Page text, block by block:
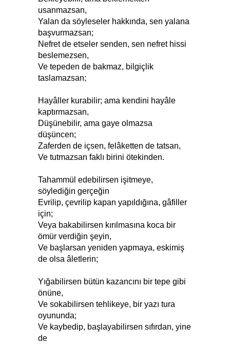
usanmazsan,
Yalan da söyleseler hakkında, sen yalana
başvurmazsan;
Nefret de etseler senden, sen nefret hissi
beslemezsen,
Ve tepeden de bakmaz, bilgiçlik
taslamazsan;
Hayâller kurabilir; ama kendini hayâle
kaptırmazsan,
Düşünebilir, ama gaye olmazsa
düşüncen;
Zaferden de içsen, felâketten de tatsan,
Ve tutmazsan faklı birini ötekinden.
Tahammül edebilirsen işitmeye,
söylediğin gerçeğin
Evrilip, çevrilip kapan yapıldığına, gâfiller
için;
Veya bakabilirsen kırılmasına koca bir
ömür verdiğin şeyin,
Ve başlarsan yeniden yapmaya, eskimiş
de olsa âletlerin;
Yığabilirsen bütün kazancını bir tepe gibi
önüne,
Ve sokabilirsen tehlikeye, bir yazı tura
oyununda;
Ve kaybedip, başlayabilirsen sıfırdan, yine
de